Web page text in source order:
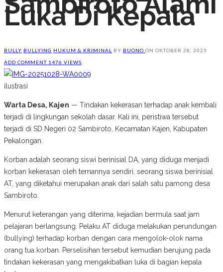
Luka Di Kepala
BULLY BULLYING HUKUM & KRIMINAL BY BUONO ON OKTOBER 28, 2025
ADD COMMENT 1476 VIEWS
ilustrasi
Warta Desa, Kajen — Tindakan kekerasan terhadap anak kembali
terjadi di lingkungan sekolah dasar. Kali ini, peristiwa tersebut
terjadi di SD Negeri 02 Sambiroto, Kecamatan Kajen, Kabupaten
Pekalongan.
Korban adalah seorang siswi berinisial DA, yang diduga menjadi
korban kekerasan oleh temannya sendiri, seorang siswa berinisial
AT, yang diketahui merupakan anak dari salah satu pamong desa
Sambiroto.
Menurut keterangan yang diterima, kejadian bermula saat jam
pelajaran berlangsung. Pelaku AT diduga melakukan perundungan
(bullying) terhadap korban dengan cara mengolok-olok nama
orang tua korban. Perselisihan tersebut kemudian berujung pada
tindakan kekerasan yang mengakibatkan luka di bagian kepala